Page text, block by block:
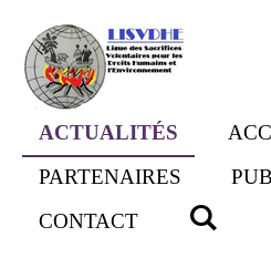
contenu
principal
ACTUALITÉS
PARTENAIRES
CONTACT